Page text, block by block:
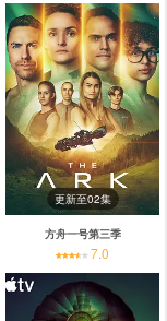
更新至02集
方舟一号第三季
7.0